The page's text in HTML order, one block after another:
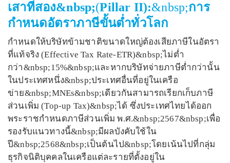
เสาที่สอง&nbsp;(Pillar II):&nbsp;การ
กำหนดอัตราภาษีขั้นต่ำทั่วโลก
กำหนดให้บริษัทข้ามชาติขนาดใหญ่ต้องเสียภาษีในอัตรา
ที่แท้จริง (Effective Tax Rate-ETR)&nbsp;ไม่ต่ำ
กว่า&nbsp;15%&nbsp;และหากบริษัทจ่ายภาษีต่ำกว่านั้น
ในประเทศหนึ่ง&nbsp;ประเทศอื่นที่อยู่ในเครือ
ข่าย&nbsp;MNEs&nbsp;เดียวกันสามารถเรียกเก็บภาษี
ส่วนเพิ่ม (Top-up Tax)&nbsp;ได้ ซึ่งประเทศไทยได้ออก
พระราชกำหนดภาษีส่วนเพิ่ม พ.ศ.&nbsp;2567&nbsp;เพื่อ
รองรับแนวทางนี้&nbsp;มีผลบังคับใช้ใน
ปี&nbsp;2568&nbsp;เป็นต้นไป&nbsp;โดยเน้นไปที่กลุ่ม
ธุรกิจนิติบุคคลในเครือแต่ละรายที่ตั้งอยู่ใน